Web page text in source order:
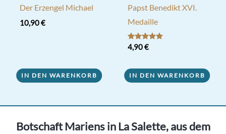
Der Erzengel Michael
10,90€
IN DEN WARENKORB
Papst Benedikt XVI.
Medaille
Bewertet mit
5.00
4,90€
IN DEN WARENKORB
Botschaft Mariens in La Salette, aus dem